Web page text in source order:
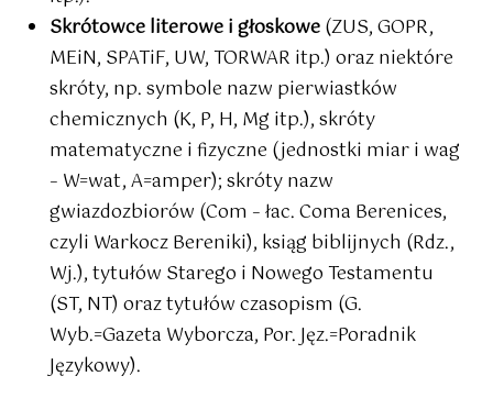
Skrótowce literowe i głoskowe(ZUS, GOPR,
MEiN, SPATiF, UW, TORWAR itp.) oraz niektóre
skróty, np. symbole nazw pierwiastków
chemicznych (K, P, H, Mg itp.), skróty
matematyczne i fizyczne (jednostki miar i wag
– W=wat, A=amper); skróty nazw
gwiazdozbiorów (Com – łac. Coma Berenices,
czyli Warkocz Bereniki), ksiąg biblijnych (Rdz.,
Wj.), tytułów Starego i Nowego Testamentu
(ST, NT) oraz tytułów czasopism (G.
Wyb.=Gazeta Wyborcza, Por. Jęz.=Poradnik
Językowy).